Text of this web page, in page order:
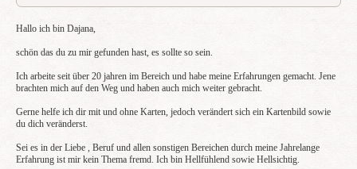
Hallo ich bin Dajana,
schön das du zu mir gefunden hast, es sollte so sein.
Ich arbeite seit über 20 jahren im Bereich und habe meine Erfahrungen gemacht. Jene
brachten mich auf den Weg und haben auch mich weiter gebracht.
Gerne helfe ich dir mit und ohne Karten, jedoch verändert sich ein Kartenbild sowie
du dich veränderst.
Sei es in der Liebe , Beruf und allen sonstigen Bereichen durch meine Jahrelange
Erfahrung ist mir kein Thema fremd. Ich bin Hellfühlend sowie Hellsichtig.